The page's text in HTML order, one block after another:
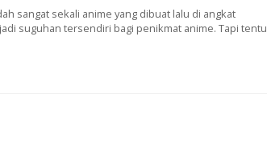
sangat sekali anime yang dibuat lalu di angkat
suguhan tersendiri bagi penikmat anime. Tapi tentu